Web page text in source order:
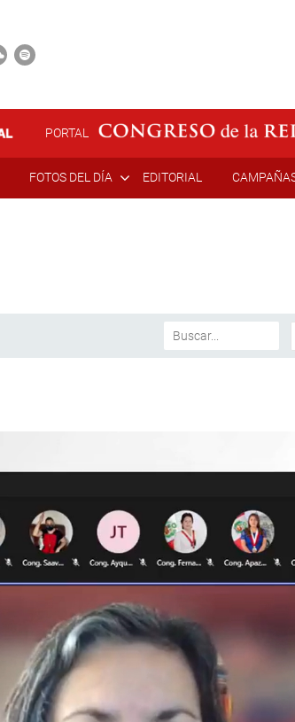
PORTAL
FOTOS DEL DÍA EDITORIAL